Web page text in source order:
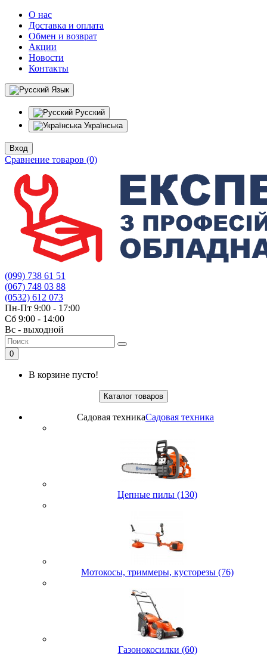
О нас
Доставка и оплата
Обмен и возврат
Акции
Новости
Контакты
Язык
Русский
Українська
Вход
Сравнение товаров (0)
(099) 738 61 51
(067) 748 03 88
(0532) 612 073
Пн-Пт 9:00 - 17:00
Сб 9:00 - 14:00
Вс - выходной
0
В корзине пусто!
Каталог товаров
Садовая техникаСадовая техника
Цепные пилы (130)
Мотокосы, триммеры, кусторезы (76)
Газонокосилки (60)